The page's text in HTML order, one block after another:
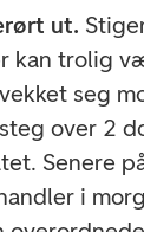
ut.
kan trolig
seg
over 2
Senere
i